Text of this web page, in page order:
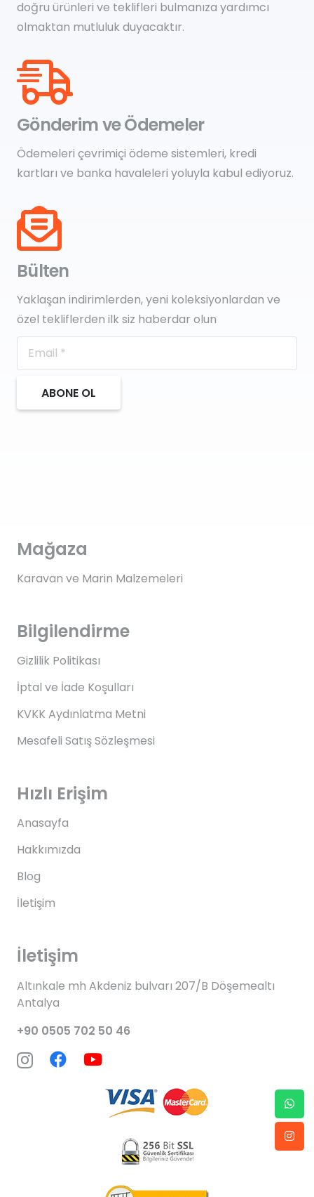
doğru ürünleri ve teklifleri bulmanıza yardımcı
olmaktan mutluluk duyacaktır.
Gönderim ve Ödemeler
Ödemeleri çevrimiçi ödeme sistemleri, kredi
kartları ve banka havaleleri yoluyla kabul ediyoruz.
Bülten
Yaklaşan indirimlerden, yeni koleksiyonlardan ve
özel tekliflerden ilk siz haberdar olun
ABONE OL
Mağaza
Karavan ve Marin Malzemeleri
Bilgilendirme
Gizlilik Politikası
İptal ve İade Koşulları
KVKK Aydınlatma Metni
Mesafeli Satış Sözleşmesi
Hızlı Erişim
Anasayfa
Hakkımızda
Blog
İletişim
İletişim
Altınkale mh Akdeniz bulvarı 207/B Döşemealtı
Antalya
+90 0505 702 50 46